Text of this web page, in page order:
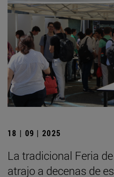
18 | 09 | 2025
La tradicional Feria
atrajo a decenas de